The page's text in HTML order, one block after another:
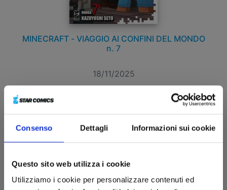
Consenso Dettagli Informazioni sui cookie
Questo sito web utilizza i cookie
Utilizziamo i cookie per personalizzare contenuti ed
MINECRAFT - VIAGGIO AI CONFINI DEL MONDO
n. 7
18/11/2025